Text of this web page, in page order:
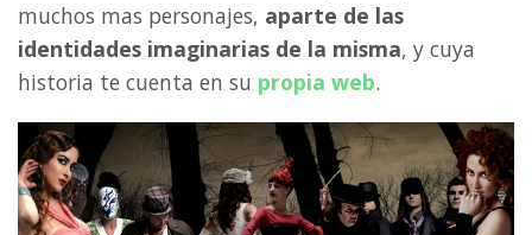
muchos mas personajes, aparte de las
identidades imaginarias de la misma, y cuya
historia te cuenta en su propia web.